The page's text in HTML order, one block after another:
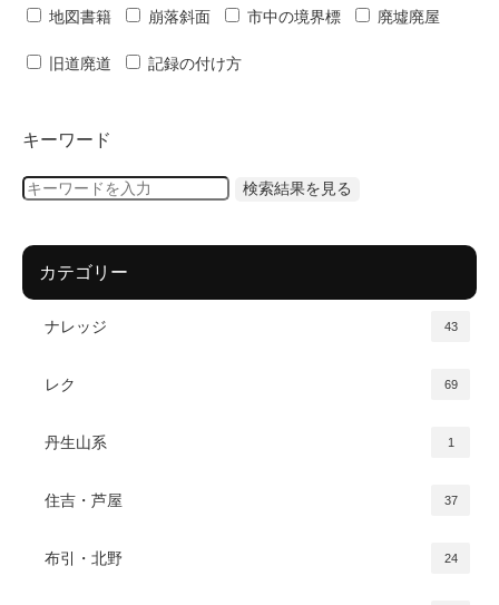
地図書籍 崩落斜面 市中の境界標 廃墟廃屋
旧道廃道 記録の付け方
キーワード
カテゴリー
ナレッジ 43
レク 69
丹生山系 1
住吉・芦屋 37
布引・北野 24